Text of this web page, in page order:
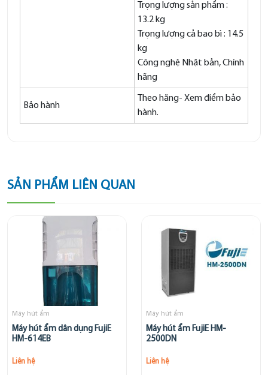
Trọng lượng sản phẩm :
13.2 kg
Trọng lượng cả bao bì : 14.5
kg
Công nghệ Nhật bản, Chính
hãng
Bảo hành
Theo hãng- Xem điểm bảo
hành.
SẢN PHẨM LIÊN QUAN
Máy hút ẩm
Máy hút ẩm dân dụng FujiE
HM-614EB
Liên hệ
Máy hút ẩm
Máy hút ẩm FujiE HM-
2500DN
Liên hệ